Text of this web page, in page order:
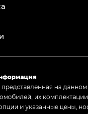
на данном
их
и указанные цены,